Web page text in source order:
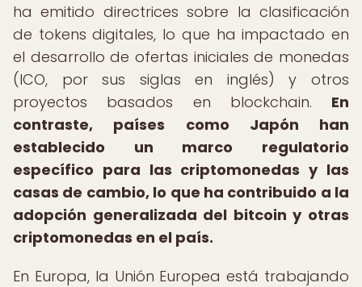
ha emitido directrices sobre la clasificación
de tokens digitales, lo que ha impactado en
el desarrollo de ofertas iniciales de monedas
(ICO, por sus siglas en inglés) y otros
proyectos basados en blockchain. En
contraste, países como Japón han
establecido un marco regulatorio
específico para las criptomonedas y las
casas de cambio, lo que ha contribuido a la
adopción generalizada del bitcoin y otras
criptomonedas en el país.
En Europa, la Unión Europea está trabajando